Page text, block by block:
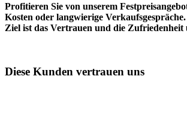
Profitieren Sie von unserem
Kosten oder langwierige
Ziel ist das Vertrauen und die Zufriedenheit
Diese Kunden vertrauen uns